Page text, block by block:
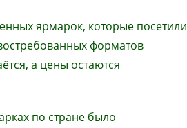
ярмарок, которые посетили
форматов
а цены остаются
по стране было